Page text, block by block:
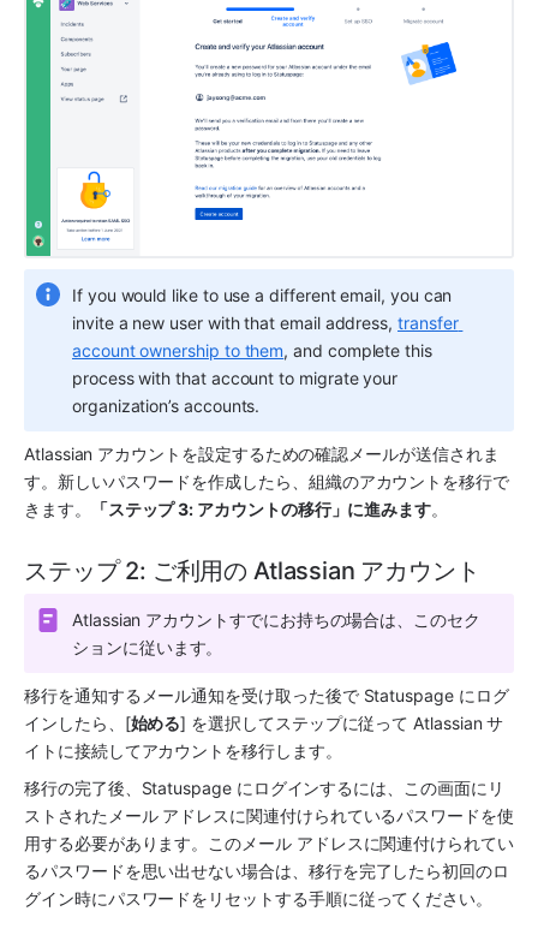
If you would like to use a different email, you can
invite a new user with that email address, transfer
account ownership to them, and complete this
process with that account to migrate your
organization’s accounts.
Atlassian アカウントを設定するための確認メールが送信されま
す。新しいパスワードを作成したら、組織のアカウントを移行で
きます。
「ステップ 3: アカウントの移行」に進みます。
ステップ 2: ご利用の Atlassian アカウント
Atlassian アカウントすでにお持ちの場合は、このセク
ションに従います。
移行を通知するメール通知を受け取った後で Statuspage にログ
インしたら、[始める] を選択してステップに従って Atlassian サ
イトに接続してアカウントを移行します。
移行の完了後、Statuspage にログインするには、この画面にリ
ストされたメール アドレスに関連付けられているパスワードを使
用する必要があります。このメール アドレスに関連付けられてい
るパスワードを思い出せない場合は、移行を完了したら初回のロ
グイン時にパスワードをリセットする手順に従ってください。